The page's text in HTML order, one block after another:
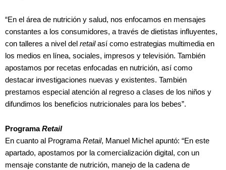
“En el área de nutrición y salud, nos enfocamos en mensajes
constantes a los consumidores, a través de dietistas influyentes,
con talleres a nivel del retailasí como estrategias multimedia en
los medios en línea, sociales, impresos y televisión. También
apostamos por recetas enfocadas en nutrición, así como
destacar investigaciones nuevas y existentes. También
prestamos especial atención al regreso a clases de los niños y
difundimos los beneficios nutricionales para los bebes”.
ProgramaRetail
En cuanto al Programa Retail, Manuel Michel apuntó: “En este
apartado, apostamos por la comercialización digital, con un
mensaje constante de nutrición, manejo de la cadena de